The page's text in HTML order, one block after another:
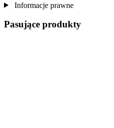
Informacje prawne
Pasujące produkty